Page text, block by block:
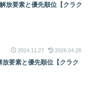
放要素と優先順位【クラク
2024.11.27 2026.04.28
放要素と優先順位【クラク